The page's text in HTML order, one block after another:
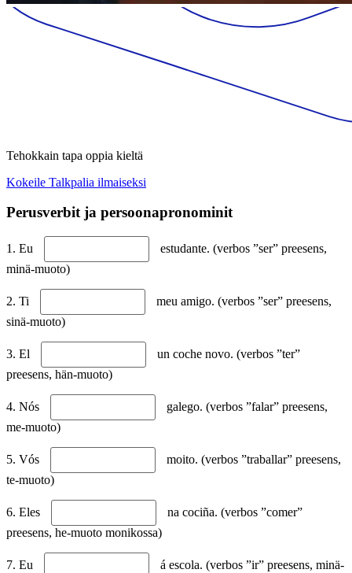
Tehokkain tapa oppia kieltä
Kokeile Talkpalia ilmaiseksi
Perusverbit ja persoonapronominit
1. Eu
estudante. (verbos ”ser” preesens,
minä-muoto)
2. Ti
meu amigo. (verbos ”ser” preesens,
sinä-muoto)
3. El
un coche novo. (verbos ”ter”
preesens, hän-muoto)
4. Nós
galego. (verbos ”falar” preesens,
me-muoto)
5. Vós
moito. (verbos ”traballar” preesens,
te-muoto)
6. Eles
na cociña. (verbos ”comer”
preesens, he-muoto monikossa)
7. Eu
á escola. (verbos ”ir” preesens, minä-